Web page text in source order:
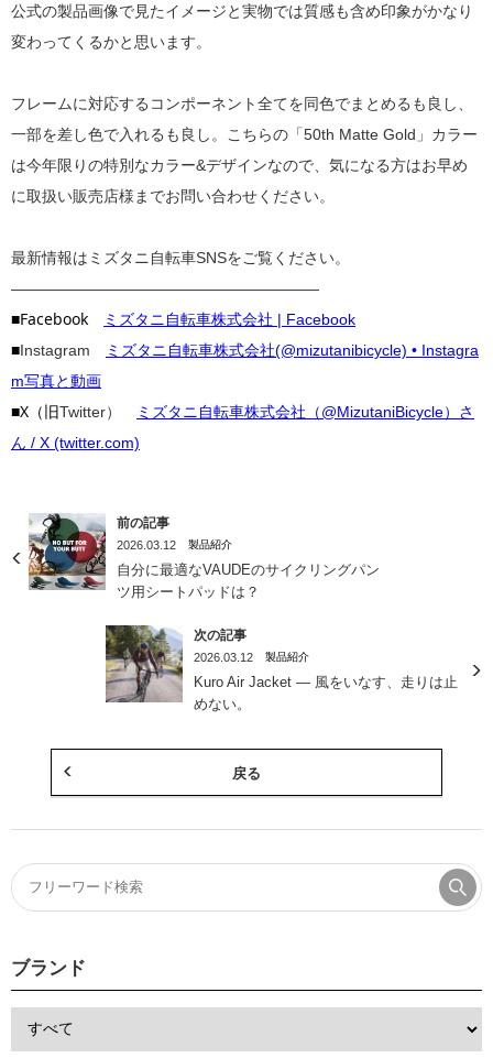
公式の製品画像で見たイメージと実物では質感も含め印象がかなり
変わってくるかと思います。
フレームに対応するコンポーネント全てを同色でまとめるも良し、
一部を差し色で入れるも良し。こちらの「50th Matte Gold」カラー
は今年限りの特別なカラー&デザインなので、気になる方はお早め
に取扱い販売店様までお問い合わせください。
最新情報はミズタニ自転車SNSをご覧ください。
————————————————————
■Facebook ミズタニ自転車株式会社 | Facebook
■Instagram
ミズタニ自転車株式会社(@mizutanibicycle) • Instagra
m写真と動画
■X（旧Twitter）
ミズタニ自転車株式会社（@MizutaniBicycle）さ
ん / X (twitter.com)
前の記事
2026.03.12 製品紹介
自分に最適なVAUDEのサイクリングパン
ツ用シートパッドは？
次の記事
2026.03.12 製品紹介
Kuro Air Jacket ― 風をいなす、走りは止
めない。
戻る
ブランド